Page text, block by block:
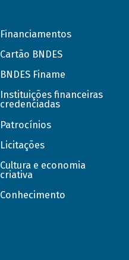
Financiamentos
Cartão BNDES
BNDES Finame
Instituições financeiras
credenciadas
Patrocínios
Licitações
Cultura e economia
criativa
Conhecimento